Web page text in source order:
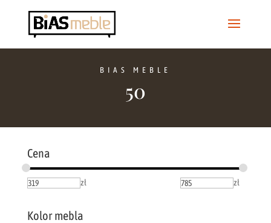
BIAS MEBLE
50
Cena
zł zł
Kolor mebla